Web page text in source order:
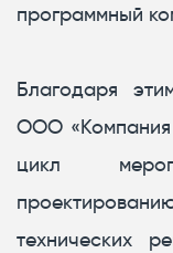
программный
Благодаря
ООО «Компания
цикл
технических